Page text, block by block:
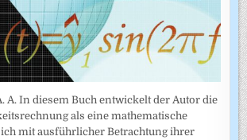
A. In diesem Buch entwickelt der Autor die
als eine mathematische
mit ausführlicher Betrachtung ihrer